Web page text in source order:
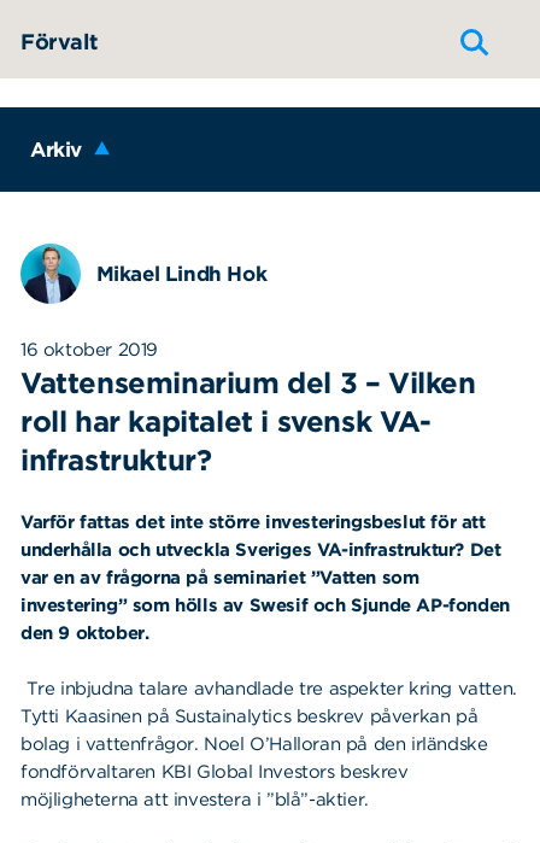
Förvalt
Arkiv
Mikael Lindh Hok
16 oktober 2019
Vattenseminarium del 3 – Vilken
roll har kapitalet i svensk VA-
infrastruktur?
Varför fattas det inte större investeringsbeslut för att
underhålla och utveckla Sveriges VA-infrastruktur? Det
var en av frågorna på seminariet ”Vatten som
investering” som hölls av Swesif och Sjunde AP-fonden
den 9 oktober.
Tre inbjudna talare avhandlade tre aspekter kring vatten.
Tytti Kaasinen på Sustainalytics beskrev påverkan på
bolag i vattenfrågor. Noel O’Halloran på den irländske
fondförvaltaren KBI Global Investors beskrev
möjligheterna att investera i ”blå”-aktier.